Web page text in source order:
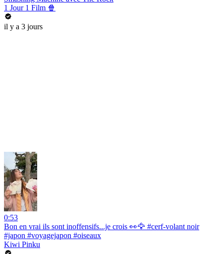
1 Jour 1 Film 🍿
il y a 3 jours
0:53
Bon en vrai ils sont inoffensifs...je crois 👀🦅 #cerf-volant noir
#japon #voyagejapon #oiseaux
Kiwi Pinku